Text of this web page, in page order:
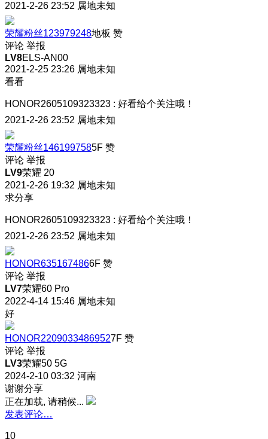
2021-2-26 23:52 属地未知
荣耀粉丝123979248地板 赞
评论 举报
LV8ELS-AN00
2021-2-25 23:26 属地未知
看看
HONOR2605109323323 : 好看给个关注哦！
2021-2-26 23:52 属地未知
荣耀粉丝1461997585F 赞
评论 举报
LV9荣耀 20
2021-2-26 19:32 属地未知
求分享
HONOR2605109323323 : 好看给个关注哦！
2021-2-26 23:52 属地未知
HONOR6351674866F 赞
评论 举报
LV7荣耀60 Pro
2022-4-14 15:46 属地未知
好
HONOR22090334869527F 赞
评论 举报
LV3荣耀50 5G
2024-2-10 03:32 河南
谢谢分享
正在加载, 请稍候...
发表评论…
10